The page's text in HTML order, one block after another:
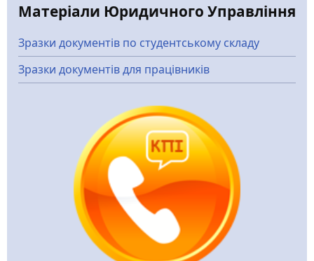
Матеріали Юридичного Управління
Зразки документів по студентському складу
Зразки документів для працівників